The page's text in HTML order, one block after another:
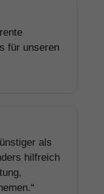
für unseren
als
hilfreich